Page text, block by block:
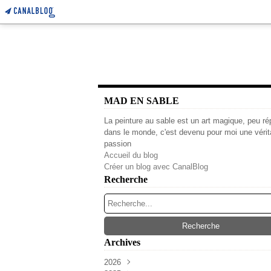
MAD EN SABLE
La peinture au sable est un art magique, peu
dans le monde, c'est devenu pour moi une
passion
Accueil du blog
Créer un blog avec CanalBlog
Recherche
Archives
2026